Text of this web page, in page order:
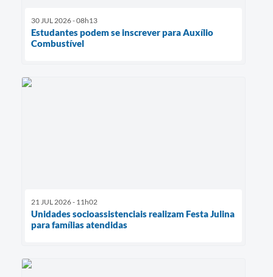
30 JUL 2026 - 08h13
Estudantes podem se inscrever para Auxílio
Combustível
21 JUL 2026 - 11h02
Unidades socioassistenciais realizam Festa Julina
para famílias atendidas